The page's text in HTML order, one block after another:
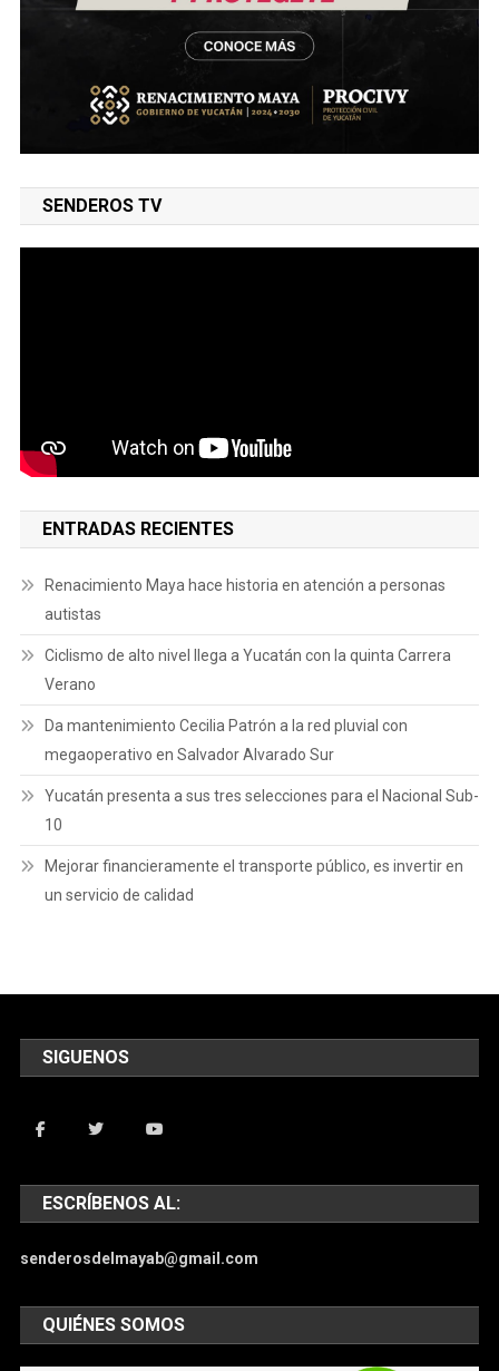
SENDEROS TV
ENTRADAS RECIENTES
Renacimiento Maya hace historia en atención a personas
autistas
Ciclismo de alto nivel llega a Yucatán con la quinta Carrera
Verano
Da mantenimiento Cecilia Patrón a la red pluvial con
megaoperativo en Salvador Alvarado Sur
Yucatán presenta a sus tres selecciones para el Nacional Sub-
10
Mejorar financieramente el transporte público, es invertir en
un servicio de calidad
SIGUENOS
ESCRÍBENOS AL:
senderosdelmayab@gmail.com
QUIÉNES SOMOS